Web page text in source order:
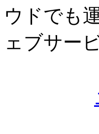
ウドでも
ェブサー